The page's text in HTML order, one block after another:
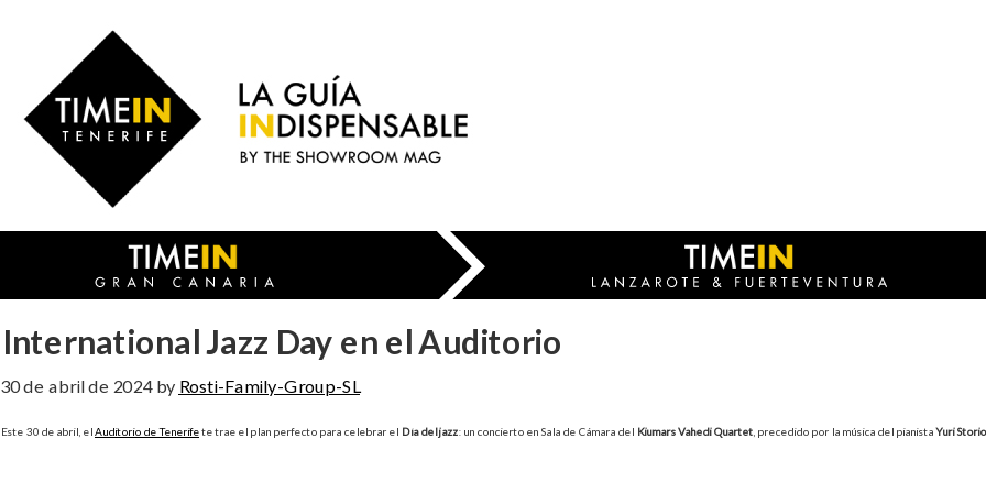
Gran
Canaria
International Jazz Day en el Auditorio
30 de abril de 2024by Rosti-Family-Group-SL
Este 30 de abril, elAuditorio de Tenerifete trae el plan perfecto para celebrar el Día del jazz: un concierto en Sala de Cámara del Kiumars Vahedi Quartet , precedido por la música del pianistaYuri